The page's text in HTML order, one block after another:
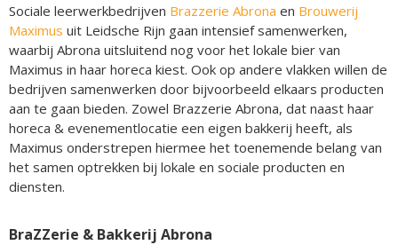
Sociale leerwerkbedrijven Brazzerie Abrona en Brouwerij
Maximus uit Leidsche Rijn gaan intensief samenwerken,
waarbij Abrona uitsluitend nog voor het lokale bier van
Maximus in haar horeca kiest. Ook op andere vlakken willen de
bedrijven samenwerken door bijvoorbeeld elkaars producten
aan te gaan bieden. Zowel Brazzerie Abrona, dat naast haar
horeca & evenementlocatie een eigen bakkerij heeft, als
Maximus onderstrepen hiermee het toenemende belang van
het samen optrekken bij lokale en sociale producten en
diensten.
BraZZerie & Bakkerij Abrona